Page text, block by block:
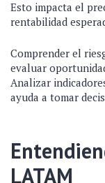
Esto impacta el
rentabilidad
Comprender el
evaluar
Analizar
ayuda a tomar
LATAM